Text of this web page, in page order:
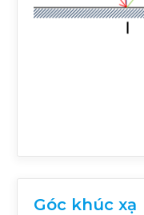
Góc khúc xạ